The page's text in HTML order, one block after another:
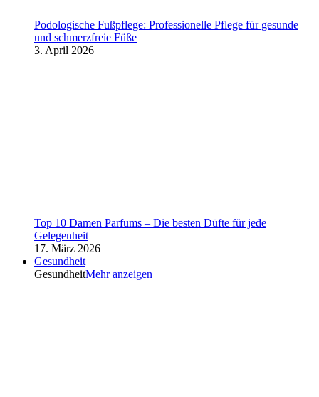
Podologische Fußpflege: Professionelle Pflege für gesunde
und schmerzfreie Füße
3. April 2026
Top 10 Damen Parfums – Die besten Düfte für jede
Gelegenheit
17. März 2026
Gesundheit
GesundheitMehr anzeigen